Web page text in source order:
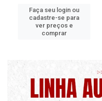
Faça seu login ou
cadastre-se para
ver preços e
comprar